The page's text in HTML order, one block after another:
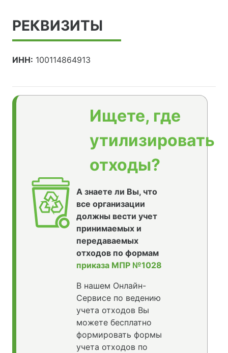
РЕКВИЗИТЫ
ИНН: 100114864913
Ищете, где
утилизировать
отходы?
А знаете ли Вы, что
все организации
должны вести учет
принимаемых и
передаваемых
отходов по формам
приказа МПР №1028
В нашем Онлайн-
Сервисе по ведению
учета отходов Вы
можете бесплатно
формировать формы
учета отходов по